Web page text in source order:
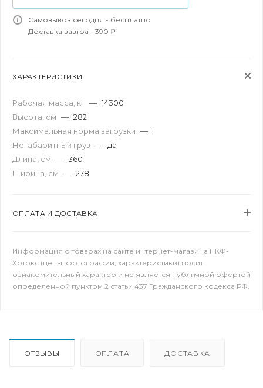
Самовывоз сегодня - бесплатно
Доставка завтра - 390 ₽
ХАРАКТЕРИСТИКИ
Рабочая масса, кг — 14300
Высота, см — 282
Максимальная норма загрузки — 1
Негабаритный груз — да
Длина, см — 360
Ширина, см — 278
ОПЛАТА И ДОСТАВКА
Информация о товарах на сайте интернет-магазина ПКФ-
Хотокс (цены, фотографии, характеристики) носит
ознакомительный характер и не является публичной офертой
определенной пунктом 2 статьи 437 Гражданского кодекса РФ.
ОТЗЫВЫ ОПЛАТА ДОСТАВКА